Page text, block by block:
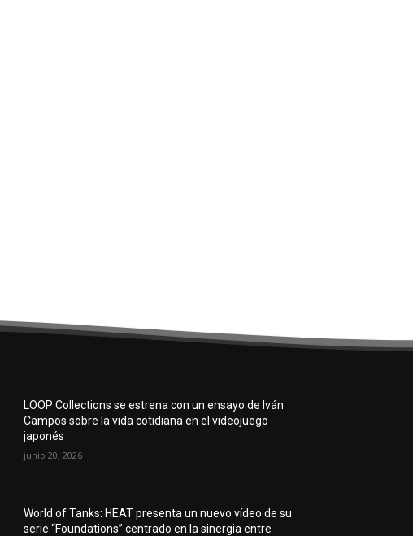
LOOP Collections se estrena con un ensayo de Iván
Campos sobre la vida cotidiana en el videojuego
japonés
junio 20, 2026
World of Tanks: HEAT presenta un nuevo vídeo de su
serie “Foundations” centrado en la sinergia entre